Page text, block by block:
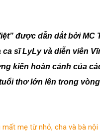
được dẫn dắt bởi MC
sĩ LyLy và diễn viên
kiến hoàn cảnh của
thơ lớn lên trong
mất mẹ từ nhỏ, cha và bà